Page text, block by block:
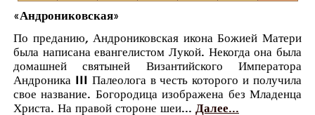
«Андрониковская»
По преданию, Андрониковская икона Божией Матери
была написана евангелистом Лукой. Некогда она была
домашней святыней Византийского Императора
Андроника III Палеолога в честь которого и получила
свое название. Богородица изображена без Младенца
Христа. На правой стороне шеи... Далее...